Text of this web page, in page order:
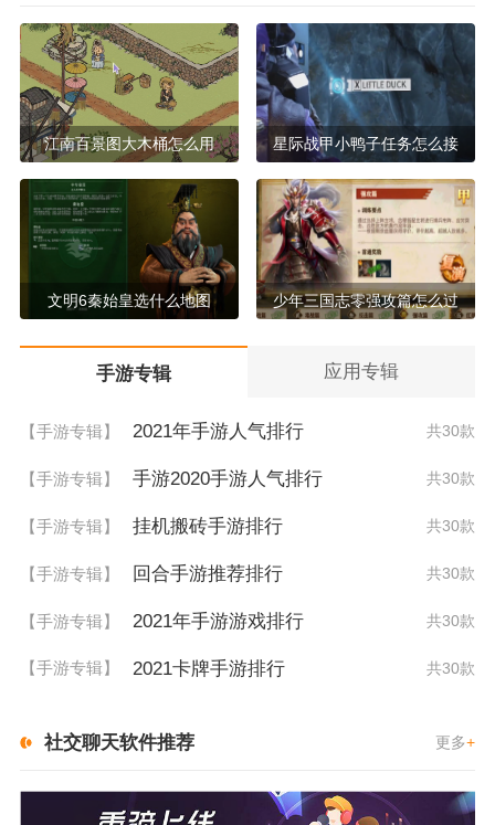
江南百景图大木桶怎么用 星际战甲小鸭子任务怎么接
文明6秦始皇选什么地图 少年三国志零强攻篇怎么过
手游专辑 应用专辑
【手游专辑】 2021年手游人气排行 共30款
【手游专辑】 手游2020手游人气排行 共30款
【手游专辑】 挂机搬砖手游排行 共30款
【手游专辑】 回合手游推荐排行 共30款
【手游专辑】 2021年手游游戏排行 共30款
【手游专辑】 2021卡牌手游排行 共30款
社交聊天软件推荐 更多+